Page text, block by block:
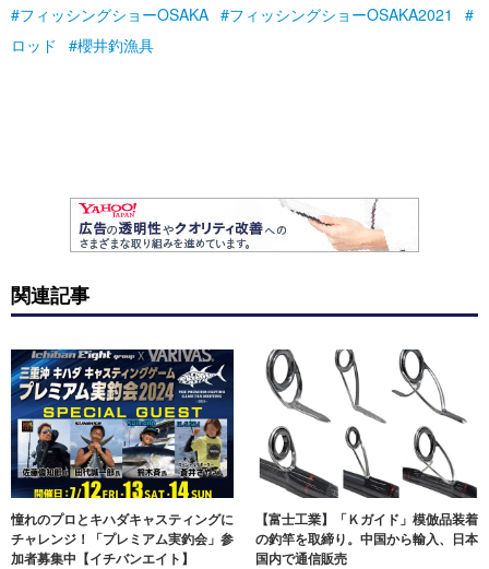
フィッシングショーOSAKA
フィッシングショーOSAKA2021
ロッド
櫻井釣漁具
関連記事
憧れのプロとキハダキャスティングに
チャレンジ！「プレミアム実釣会」参
加者募集中【イチバンエイト】
【富士工業】「Ｋガイド」模倣品装着
の釣竿を取締り。中国から輸入、日本
国内で通信販売